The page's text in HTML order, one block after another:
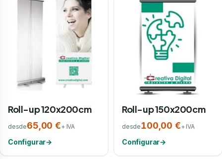
Roll-up 120x200cm
desde65,00 €+ IVA
Configurar→
Roll-up 150x200cm
desde100,00 €+ IVA
Configurar→